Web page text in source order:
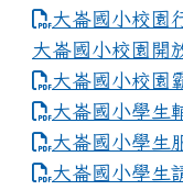
大崙國小校園
大崙國小校園開
大崙國小校園
大崙國小學生
大崙國小學生
link to https://
大崙國小學生